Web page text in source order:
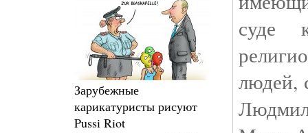
Зарубежные
карикатуристы рисуют
Pussi Riot
суде
людей,